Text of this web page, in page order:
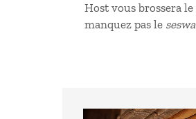
Host vous brossera
manquez pas le